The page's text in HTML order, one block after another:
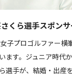
くら選手スポンサ
子プロゴルファー横
ます。ジュニア時代
選手が、結婚・出産